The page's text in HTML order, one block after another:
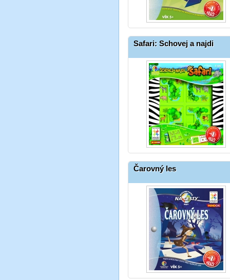
Safari: Schovej a najdi
Čarovný les